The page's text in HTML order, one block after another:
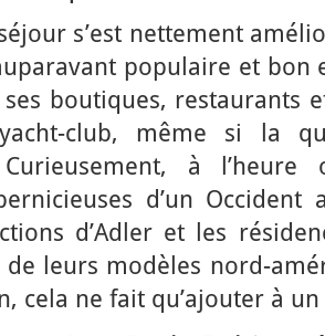
séjour s’est nettement
populaire et bon
ses boutiques, restaurants
club, même si la
à
d’un
d’Adler et les
de leurs modèles nord-
cela ne fait qu’ajouter à